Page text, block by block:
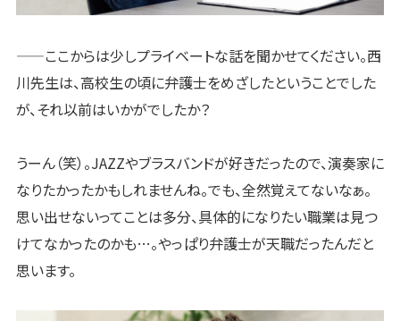
——ここからは少しプライベートな話を聞かせてください。西
川先生は、高校生の頃に弁護士をめざしたということでした
が、それ以前はいかがでしたか？
うーん（笑）。JAZZやブラスバンドが好きだったので、演奏家に
なりたかったかもしれませんね。でも、全然覚えてないなぁ。
思い出せないってことは多分、具体的になりたい職業は見つ
けてなかったのかも…。やっぱり弁護士が天職だったんだと
思います。